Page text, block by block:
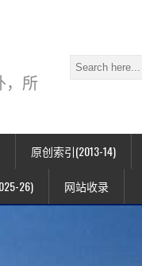
，所
原创索引(2013-14)
26) 网站收录